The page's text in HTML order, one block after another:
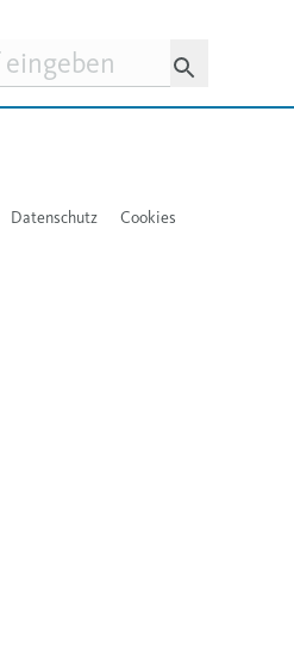
Datenschutz
Cookies